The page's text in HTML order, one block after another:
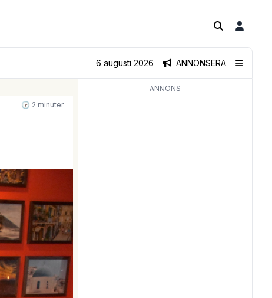
ANNONSERA
6 augusti 2026
🕝 2 minuter
ANNONS